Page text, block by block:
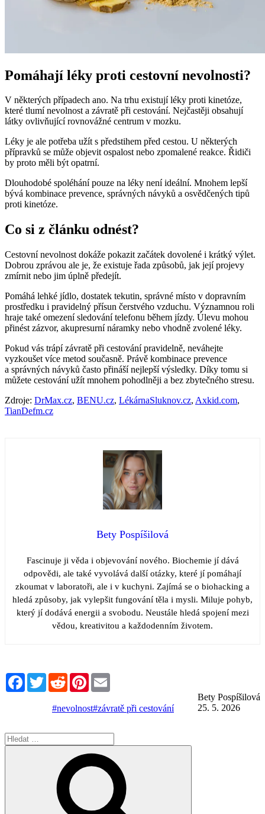
Pomáhají léky proti cestovní nevolnosti?
V některých případech ano. Na trhu existují léky proti kinetóze,
které tlumí nevolnost a závratě při cestování. Nejčastěji obsahují
látky ovlivňující rovnovážné centrum v mozku.
Léky je ale potřeba užít s předstihem před cestou. U některých
přípravků se může objevit ospalost nebo zpomalené reakce. Řidiči
by proto měli být opatrní.
Dlouhodobé spoléhání pouze na léky není ideální. Mnohem lepší
bývá kombinace prevence, správných návyků a osvědčených tipů
proti kinetóze.
Co si z článku odnést?
Cestovní nevolnost dokáže pokazit začátek dovolené i krátký výlet.
Dobrou zprávou ale je, že existuje řada způsobů, jak její projevy
zmírnit nebo jim úplně předejít.
Pomáhá lehké jídlo, dostatek tekutin, správné místo v dopravním
prostředku i pravidelný přísun čerstvého vzduchu. Významnou roli
hraje také omezení sledování telefonu během jízdy. Úlevu mohou
přinést zázvor, akupresurní náramky nebo vhodně zvolené léky.
Pokud vás trápí závratě při cestování pravidelně, neváhejte
vyzkoušet více metod současně. Právě kombinace prevence
a správných návyků často přináší nejlepší výsledky. Díky tomu si
můžete cestování užít mnohem pohodlněji a bez zbytečného stresu.
Zdroje: DrMax.cz, BENU.cz, LékárnaSluknov.cz, Axkid.com,
TianDefm.cz
Bety Pospíšilová
Fascinuje ji věda i objevování nového. Biochemie jí dává
odpovědi, ale také vyvolává další otázky, které jí pomáhají
zkoumat v laboratoři, ale i v kuchyni. Zajímá se o biohacking a
hledá způsoby, jak vylepšit fungování těla i mysli. Miluje pohyb,
který jí dodává energii a svobodu. Neustále hledá spojení mezi
vědou, kreativitou a každodenním životem.
FacebookTwitterRedditPinterest
Bety Pospíšilová
25. 5. 2026
#nevolnost#závratě při cestování
Hledat: